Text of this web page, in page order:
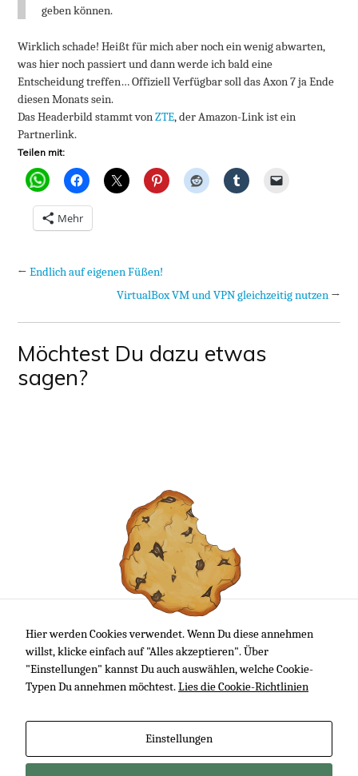
geben können.
Wirklich schade! Heißt für mich aber noch ein wenig abwarten,
was hier noch passiert und dann werde ich bald eine
Entscheidung treffen… Offiziell Verfügbar soll das Axon 7 ja Ende
diesen Monats sein.
Das Headerbild stammt vonZTE, der Amazon-Link ist ein
Partnerlink.
Teilen mit:
Mehr
← Endlich auf eigenen Füßen!
VirtualBox VM und VPN gleichzeitig nutzen →
Möchtest Du dazu etwas
sagen?
Hier werden Cookies verwendet. Wenn Du diese annehmen
willst, klicke einfach auf "Alles akzeptieren". Über
"Einstellungen" kannst Du auch auswählen, welche Cookie-
Typen Du annehmen möchtest.Lies die Cookie-Richtlinien
Einstellungen